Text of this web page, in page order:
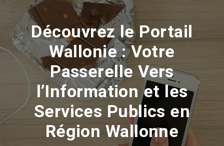
Découvrez le Portail
Wallonie : Votre
Passerelle Vers
l’Information et les
Services Publics en
Région Wallonne